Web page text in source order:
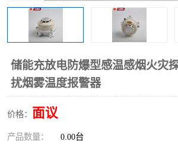
储能充放电防爆型感温感烟火灾
扰烟雾温度报警器
价格： 面议
产品数量： 0.00台